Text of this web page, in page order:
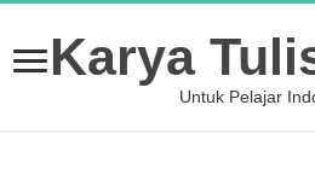
Karya
Untuk Pelajar